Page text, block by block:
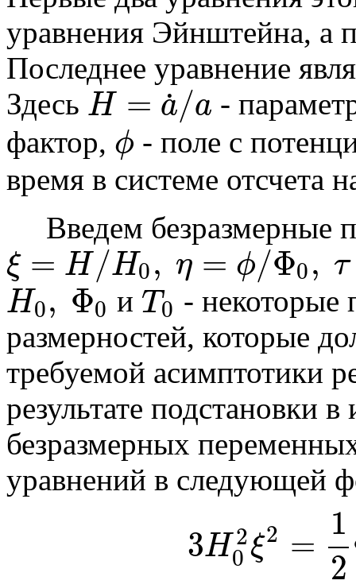
уравнения Эйнштейна, а
Последнее уравнение
Здесь H = a
˙/a
H=a˙
-
фактор, ϕ
ϕ
- поле с
время в системе отсчета
Введем безразмерные
ξ = H /H0 , η = ϕ/Φ0 , τ
ξ= H0, =ϕ/Φ0 τ t/T0
H0, Φ0
H0, Φ 0 и T 0
T0
- некоторые
размерностей, которые
требуемой асимптотики
результате подстановки
безразмерных
уравнений в следующей
3H 2
0 ξ2 =
1
2
H